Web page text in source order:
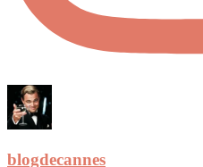
blogdecannes